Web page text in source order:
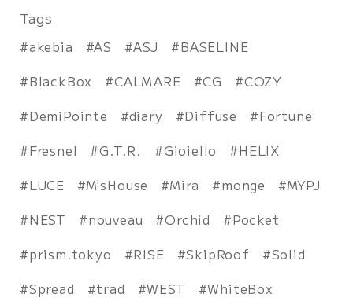
Tags
akebia AS ASJ
BASELINE
BlackBox
CALMARE CG
COZY
DemiPointe
diary Diffuse
Fortune
Fresnel
G.T.R. Gioiello
HELIX
LUCE
M'sHouse Mira monge
MYPJ
NEST
nouveau Orchid
Pocket
prism.tokyo
RISE SkipRoof
Solid
Spread
trad WEST
WhiteBox